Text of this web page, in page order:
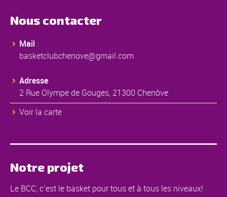
Nous contacter
Mail :
basketclubchenove@gmail.com
Adresse
2 Rue Olympe de Gouges, 21300 Chenôve
Voir la carte
Notre projet
Le BCC, c’est le basket pour tous et à tous les niveaux!